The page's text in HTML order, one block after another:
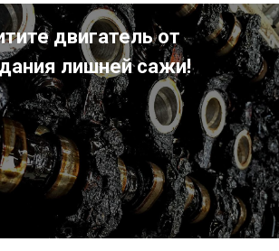
двигатель от
лишней сажи!